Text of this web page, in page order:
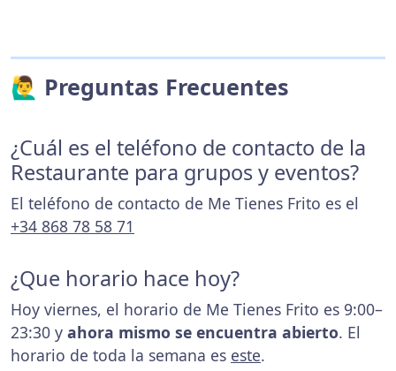
🙋‍♂️ Preguntas Frecuentes
¿Cuál es el teléfono de contacto de la
Restaurante para grupos y eventos?
El teléfono de contacto de Me Tienes Frito es el
+34 868 78 58 71
¿Que horario hace hoy?
Hoy viernes, el horario de Me Tienes Frito es 9:00–
23:30 y ahora mismo se encuentra abierto. El
horario de toda la semana es este.